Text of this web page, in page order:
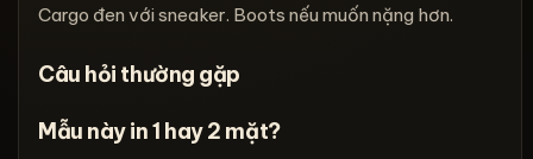
Cargo đen với sneaker. Boots nếu muốn nặng hơn.
Câu hỏi thường gặp
Mẫu này in 1 hay 2 mặt?